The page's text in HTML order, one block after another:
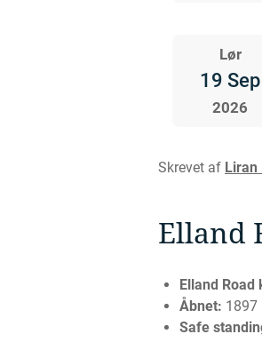
Lør
19 Sep
2026
Skrevet af Liran
Elland
Elland Road
Åbnet: 1897
Safe